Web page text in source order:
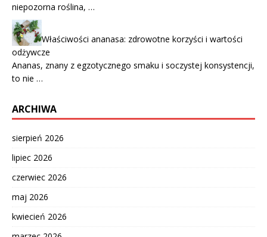
niepozorna roślina, …
Właściwości ananasa: zdrowotne korzyści i wartości
odżywcze
Ananas, znany z egzotycznego smaku i soczystej konsystencji,
to nie …
ARCHIWA
sierpień 2026
lipiec 2026
czerwiec 2026
maj 2026
kwiecień 2026